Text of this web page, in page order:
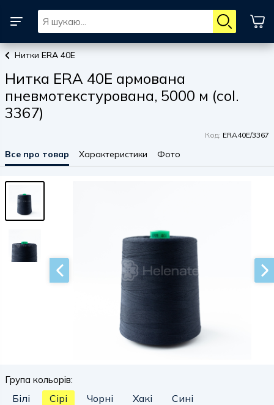
Нитки ERA 40E
Нитка ERA 40E армована
пневмотекстурована, 5000 м (col.
3367)
Код: ERA40E/3367
Все про товар Характеристики Фото
Група кольорів:
Білі Сірі Чорні Хакі Сині